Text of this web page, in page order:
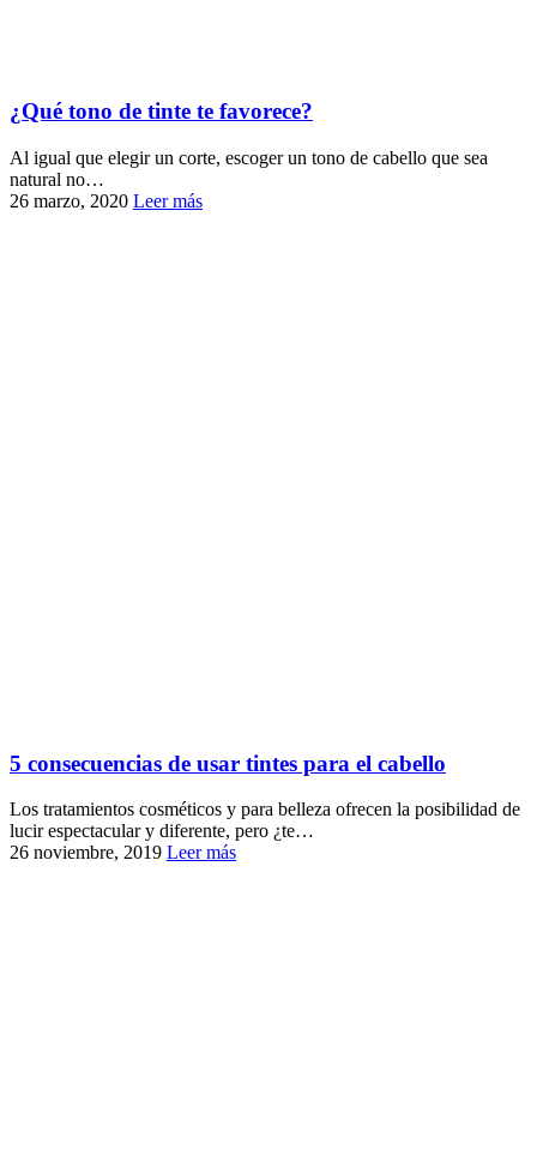
¿Qué tono de tinte te favorece?
Al igual que elegir un corte, escoger un tono de cabello que sea
natural no…
26 marzo, 2020 Leer más
5 consecuencias de usar tintes para el cabello
Los tratamientos cosméticos y para belleza ofrecen la posibilidad de
lucir espectacular y diferente, pero ¿te…
26 noviembre, 2019 Leer más